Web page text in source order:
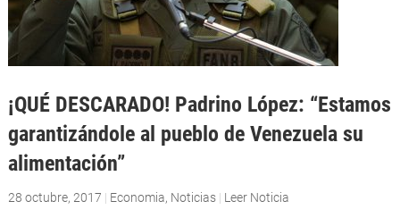
¡QUÉ DESCARADO! Padrino López: “Estamos
garantizándole al pueblo de Venezuela su
alimentación”
28 octubre, 2017 | Economia, Noticias | Leer Noticia